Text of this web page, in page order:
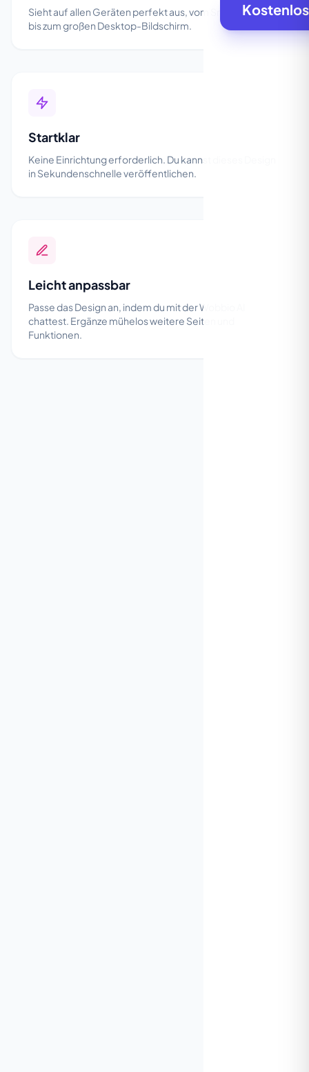
Sieht auf allen Geräten perfekt aus, vom Smartphone
bis zum großen Desktop-Bildschirm.
Startklar
Keine Einrichtung erforderlich. Du kannst dieses Design
in Sekundenschnelle veröffentlichen.
Leicht anpassbar
Passe das Design an, indem du mit der Wobbio AI
chattest. Ergänze mühelos weitere Seiten und
Funktionen.